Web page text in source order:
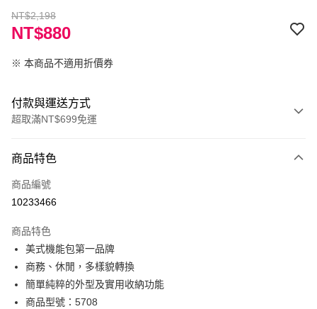
NT$2,198
NT$880
※ 本商品不適用折價券
付款與運送方式
超取滿NT$699免運
信用卡一次付款
超商取貨付款
Apple Pay
街口支付
悠遊付
商品特色
商品編號
10233466
商品特色
美式機能包第一品牌
商務、休閒，多樣貌轉換
簡單純粹的外型及實用收納功能
商品型號：5708